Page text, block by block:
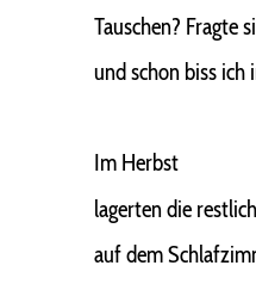
Tauschen? Fragte
und schon biss ich
Im Herbst
lagerten die
auf dem